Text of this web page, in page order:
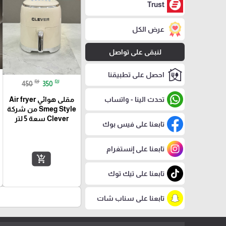
Trust
عرض الكل
لنبقى على تواصل
احصل على تطبيقنا
تحدث الينا - واتساب
تابعنا على فيس بوك
تابعنا على إنستغرام
تابعنا على تيك توك
تابعنا على سناب شات
450 ₪ 350 ₪
مقلى هوائي Air fryer
Smeg Style من شركة
Clever سعة 5 لتر
add_shopping_cart